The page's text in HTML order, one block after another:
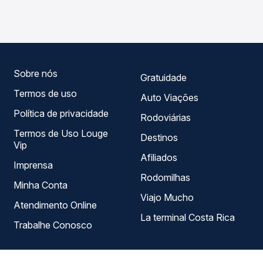
Sobre nós
Termos de uso
Política de privacidade
Termos de Uso Louge
Vip
Imprensa
Minha Conta
Atendimento Online
Trabalhe Conosco
Gratuidade
Auto Viações
Rodoviárias
Destinos
Afiliados
Rodomilhas
Viajo Mucho
La terminal Costa Rica